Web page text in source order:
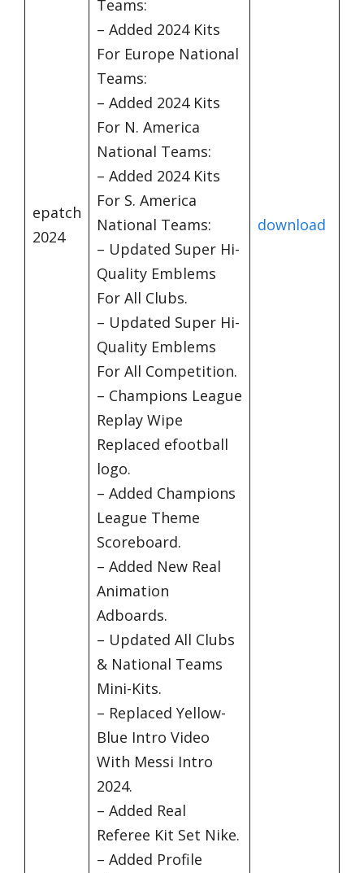
epatch
2024
Teams:
– Added 2024 Kits
For Europe National
Teams:
– Added 2024 Kits
For N. America
National Teams:
– Added 2024 Kits
For S. America
National Teams:
– Updated Super Hi-
Quality Emblems
For All Clubs.
– Updated Super Hi-
Quality Emblems
For All Competition.
– Champions League
Replay Wipe
Replaced efootball
logo.
– Added Champions
League Theme
Scoreboard.
– Added New Real
Animation
Adboards.
– Updated All Clubs
& National Teams
Mini-Kits.
– Replaced Yellow-
Blue Intro Video
With Messi Intro
2024.
– Added Real
Referee Kit Set Nike.
– Added Profile
download